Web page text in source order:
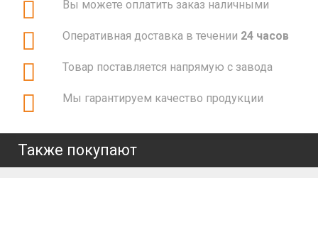
Вы можете оплатить заказ наличными
Оперативная доставка в течении 24 часов
Товар поставляется напрямую с завода
Мы гарантируем качество продукции
Также покупают